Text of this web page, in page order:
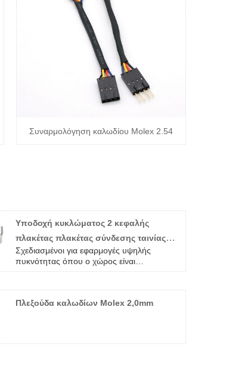
Συναρμολόγηση καλωδίου Molex 2.54
Υποδοχή κυκλώματος 2 κεφαλής
πλακέτας πλακέτας σύνδεσης ταινίας
LED σειράς L017
Σχεδιασμένοι για εφαρμογές υψηλής
πυκνότητας όπου ο χώρος είναι
Πλεξούδα καλωδίων Molex 2,0mm